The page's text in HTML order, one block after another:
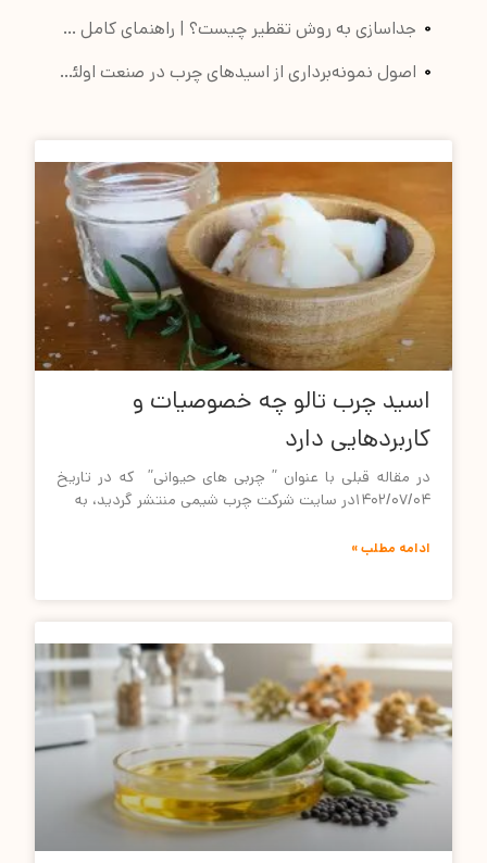
جداسازی به روش تقطیر چیست؟ | راهنمای کامل (بخش اول)
اصول نمونه‌برداری از اسیدهای چرب در صنعت اولئوشیمی
اسید چرب تالو چه خصوصیات و
کاربردهایی دارد
در مقاله قبلی با عنوان ” چربی های حیوانی” که در تاریخ
۱۴۰۲/۰۷/۰۴در سایت شرکت چرب شیمی منتشر گردید، به
ادامه مطلب »